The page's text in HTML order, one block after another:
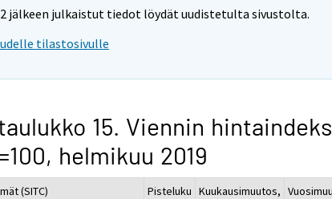
jälkeen julkaistut tiedot löydät uudistetulta sivustolta.
tilastosivulle
15. Viennin
helmikuu 2019
(SITC) Pisteluku Kuukausimuutos,